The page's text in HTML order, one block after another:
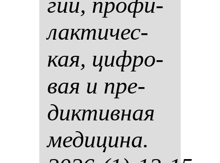
лак­ти­чес­
кая, циф­ро­
вая и пре­
дик­тив­ная
ме­ди­ци­на.